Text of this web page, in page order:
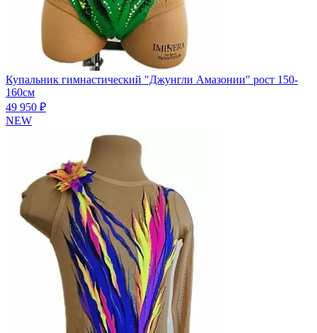
Купальник гимнастический "Джунгли Амазонии" рост 150-
160см
49 950 ₽
NEW